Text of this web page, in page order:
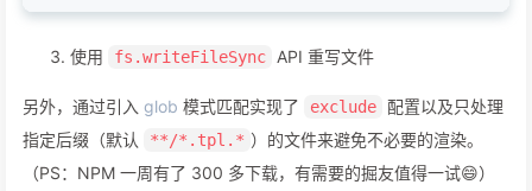
使用 fs.writeFileSync API 重写文件
另外，通过引入 glob 模式匹配实现了 exclude 配置以及只处理
指定后缀（默认
**/*.tpl.* ）的文件来避免不必要的渲染。
（PS：NPM 一周有了 300 多下载，有需要的掘友值得一试😄）